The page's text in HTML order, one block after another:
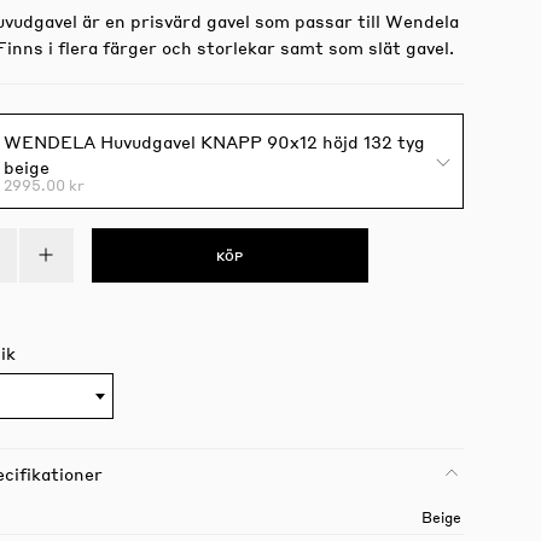
är en prisvärd gavel som passar till Wendela
i flera färger och storlekar samt som slät gavel.
WENDELA Huvudgavel KNAPP 90x12 höjd 132 tyg
beige
2995.00 kr
KÖP
Beige